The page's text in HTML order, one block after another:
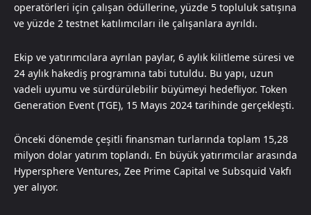
operatörleri için çalışan ödüllerine, yüzde 5 topluluk satışına
ve yüzde 2 testnet katılımcıları ile çalışanlara ayrıldı.
Ekip ve yatırımcılara ayrılan paylar, 6 aylık kilitleme süresi ve
24 aylık hakediş programına tabi tutuldu. Bu yapı, uzun
vadeli uyumu ve sürdürülebilir büyümeyi hedefliyor. Token
Generation Event (TGE), 15 Mayıs 2024 tarihinde gerçekleşti.
Önceki dönemde çeşitli finansman turlarında toplam 15,28
milyon dolar yatırım toplandı. En büyük yatırımcılar arasında
Hypersphere Ventures, Zee Prime Capital ve Subsquid Vakfı
yer alıyor.